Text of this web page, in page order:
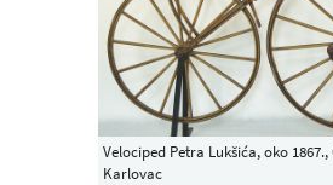
Velociped Petra Lukšića, oko
Karlovac